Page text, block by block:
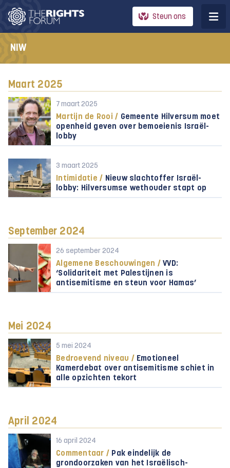
Steun ons
NIW
Maart 2025
7 maart 2025
Martijn de Rooi / Gemeente Hilversum moet
openheid geven over bemoeienis Israël-
lobby
3 maart 2025
Intimidatie / Nieuw slachtoffer Israël-
lobby: Hilversumse wethouder stapt op
September 2024
26 september 2024
Algemene Beschouwingen / VVD:
‘Solidariteit met Palestijnen is
antisemitisme en steun voor Hamas’
Mei 2024
5 mei 2024
Bedroevend niveau / Emotioneel
Kamerdebat over antisemitisme schiet in
alle opzichten tekort
April 2024
16 april 2024
Commentaar / Pak eindelijk de
grondoorzaken van het Israëlisch-